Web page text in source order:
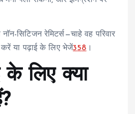
नॉन-सिटिजन रेमिटर्स—चाहे वह परिवार
या पढ़ाई के लिए भेजें358 ।
लिए क्या